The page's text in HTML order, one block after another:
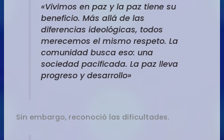
«Vivimos en paz y la paz tiene su
beneficio. Más allá de las
diferencias ideológicas, todos
merecemos el mismo respeto. La
comunidad busca eso: una
sociedad pacificada. La paz lleva
progreso y desarrollo»
Sin embargo, reconoció las dificultades.